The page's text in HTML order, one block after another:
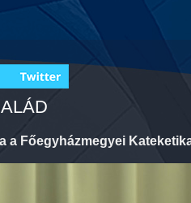
a Főegyházmegyei